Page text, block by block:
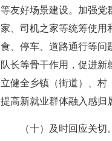
等友好场景建设。加强党
家、司机之家等统筹使用
食、停车、道路通行等问
队长等骨干作用，促进
立健全乡镇（街道）、村
提高新就业群体融入感归
（十）及时回应关切。